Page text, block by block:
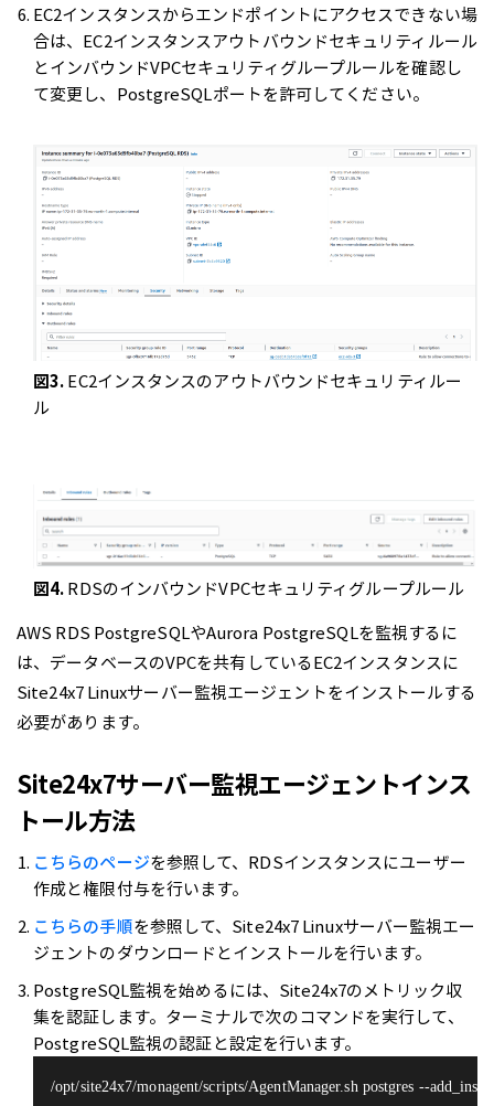
EC2インスタンスからエンドポイントにアクセスできない場
合は、EC2インスタンスアウトバウンドセキュリティルール
とインバウンドVPCセキュリティグループルールを確認し
て変更し、PostgreSQLポートを許可してください。
図3.EC2インスタンスのアウトバウンドセキュリティルー
ル
図4.RDSのインバウンドVPCセキュリティグループルール
AWS RDS PostgreSQLやAurora PostgreSQLを監視するに
は、データベースのVPCを共有しているEC2インスタンスに
Site24x7 Linuxサーバー監視エージェントをインストールする
必要があります。
Site24x7サーバー監視エージェントインス
トール方法
こちらのページを参照して、RDSインスタンスにユーザー
作成と権限付与を行います。
こちらの手順を参照して、Site24x7 Linuxサーバー監視エー
ジェントのダウンロードとインストールを行います。
PostgreSQL監視を始めるには、Site24x7のメトリック収
集を認証します。ターミナルで次のコマンドを実行して、
PostgreSQL監視の認証と設定を行います。
/opt/site24x7/monagent/scripts/AgentManager.sh postgres --